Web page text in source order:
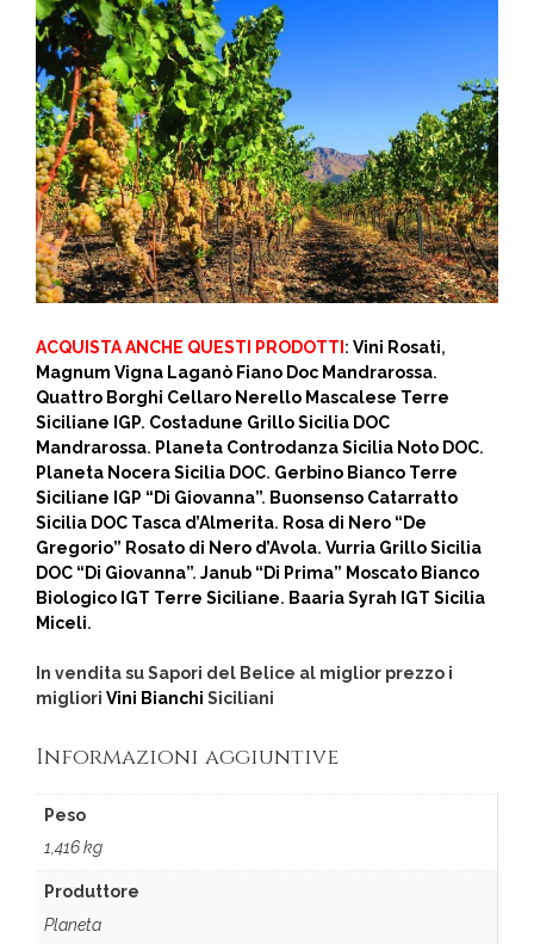
ACQUISTA ANCHE QUESTI PRODOTTI : Vini Rosati,
Magnum Vigna Laganò Fiano Doc Mandrarossa.
Quattro Borghi Cellaro Nerello Mascalese Terre
Siciliane IGP. Costadune Grillo Sicilia DOC
Mandrarossa. Planeta Controdanza Sicilia Noto DOC.
Planeta Nocera Sicilia DOC. Gerbino Bianco Terre
Siciliane IGP “Di Giovanna”. Buonsenso Catarratto
Sicilia DOC Tasca d’Almerita. Rosa di Nero “De
Gregorio” Rosato di Nero d’Avola. Vurria Grillo Sicilia
DOC “Di Giovanna”. Janub “Di Prima” Moscato Bianco
Biologico IGT Terre Siciliane. Baaria Syrah IGT Sicilia
Miceli.
In vendita su Sapori del Belice al miglior prezzo i
migliori Vini Bianchi Siciliani
Informazioni aggiuntive
Peso
1,416 kg
Produttore
Planeta